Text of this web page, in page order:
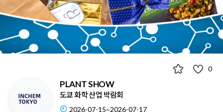
0
PLANT SHOW
도쿄 화학 산업 박람회
2026-07-15~2026-07-17